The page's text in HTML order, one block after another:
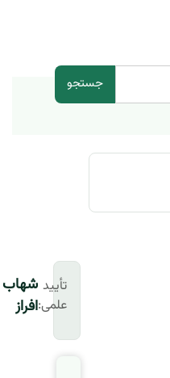
جستجو
تأیید
علمی:
شهاب
افراز